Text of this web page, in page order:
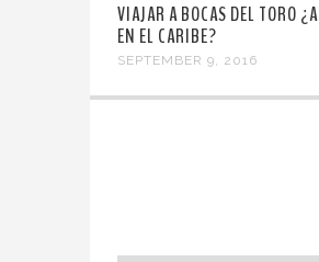
VIAJAR A BOCAS DEL TORO
EN EL CARIBE?
SEPTEMBER 9, 2016